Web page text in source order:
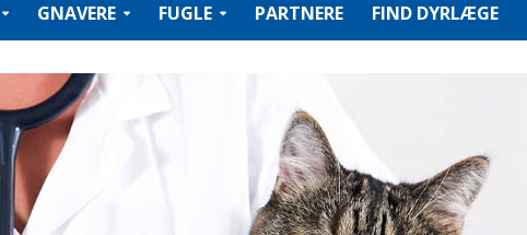
GNAVERE FUGLE PARTNERE FIND DYRLÆGE